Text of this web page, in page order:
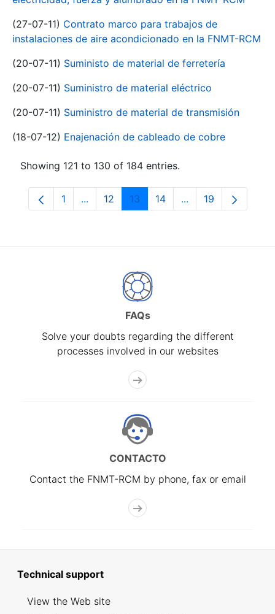
(27-07-11) Contrato marco para trabajos de
instalaciones de aire acondicionado en la FNMT-RCM
(20-07-11) Suministo de material de ferretería
(20-07-11) Suministro de material eléctrico
(20-07-11) Suministro de material de transmisión
(18-07-12) Enajenación de cableado de cobre
Showing 121 to 130 of 184 entries.
Page
1 ...Intermediate Pages Use TAB to navigate.
Page
12 Page
13 Page
14 ...Intermediate
Page
19
FAQs
Solve your doubts regarding the different
processes involved in our websites
CONTACTO
Contact the FNMT-RCM by phone, fax or email
Technical support
View the Web site